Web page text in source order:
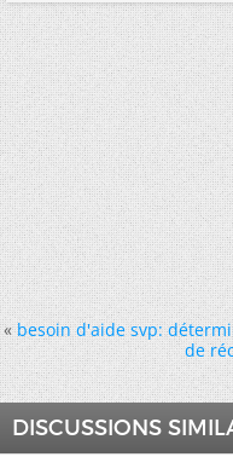
« besoin d'aide svp:
de
DISCUSSIONS